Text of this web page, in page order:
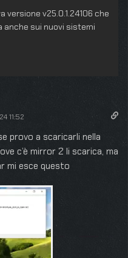
versione v25.0.1.24106 che
anche sui nuovi sistemi
11:52
provo a scaricarli nella
c’è mirror 2 li scarica, ma
mi esce questo